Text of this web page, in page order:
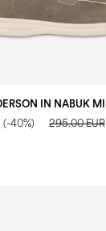
(-40%) 295.00 EUR